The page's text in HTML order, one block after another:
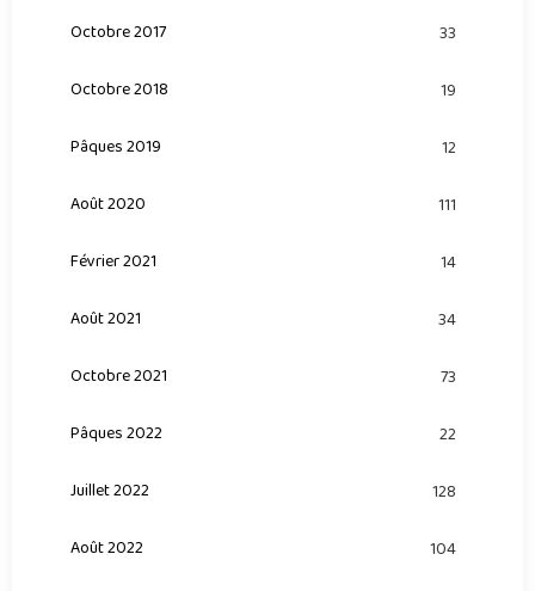
Octobre 2017 33
Octobre 2018 19
Pâques 2019 12
Août 2020 111
Février 2021 14
Août 2021 34
Octobre 2021 73
Pâques 2022 22
Juillet 2022 128
Août 2022 104